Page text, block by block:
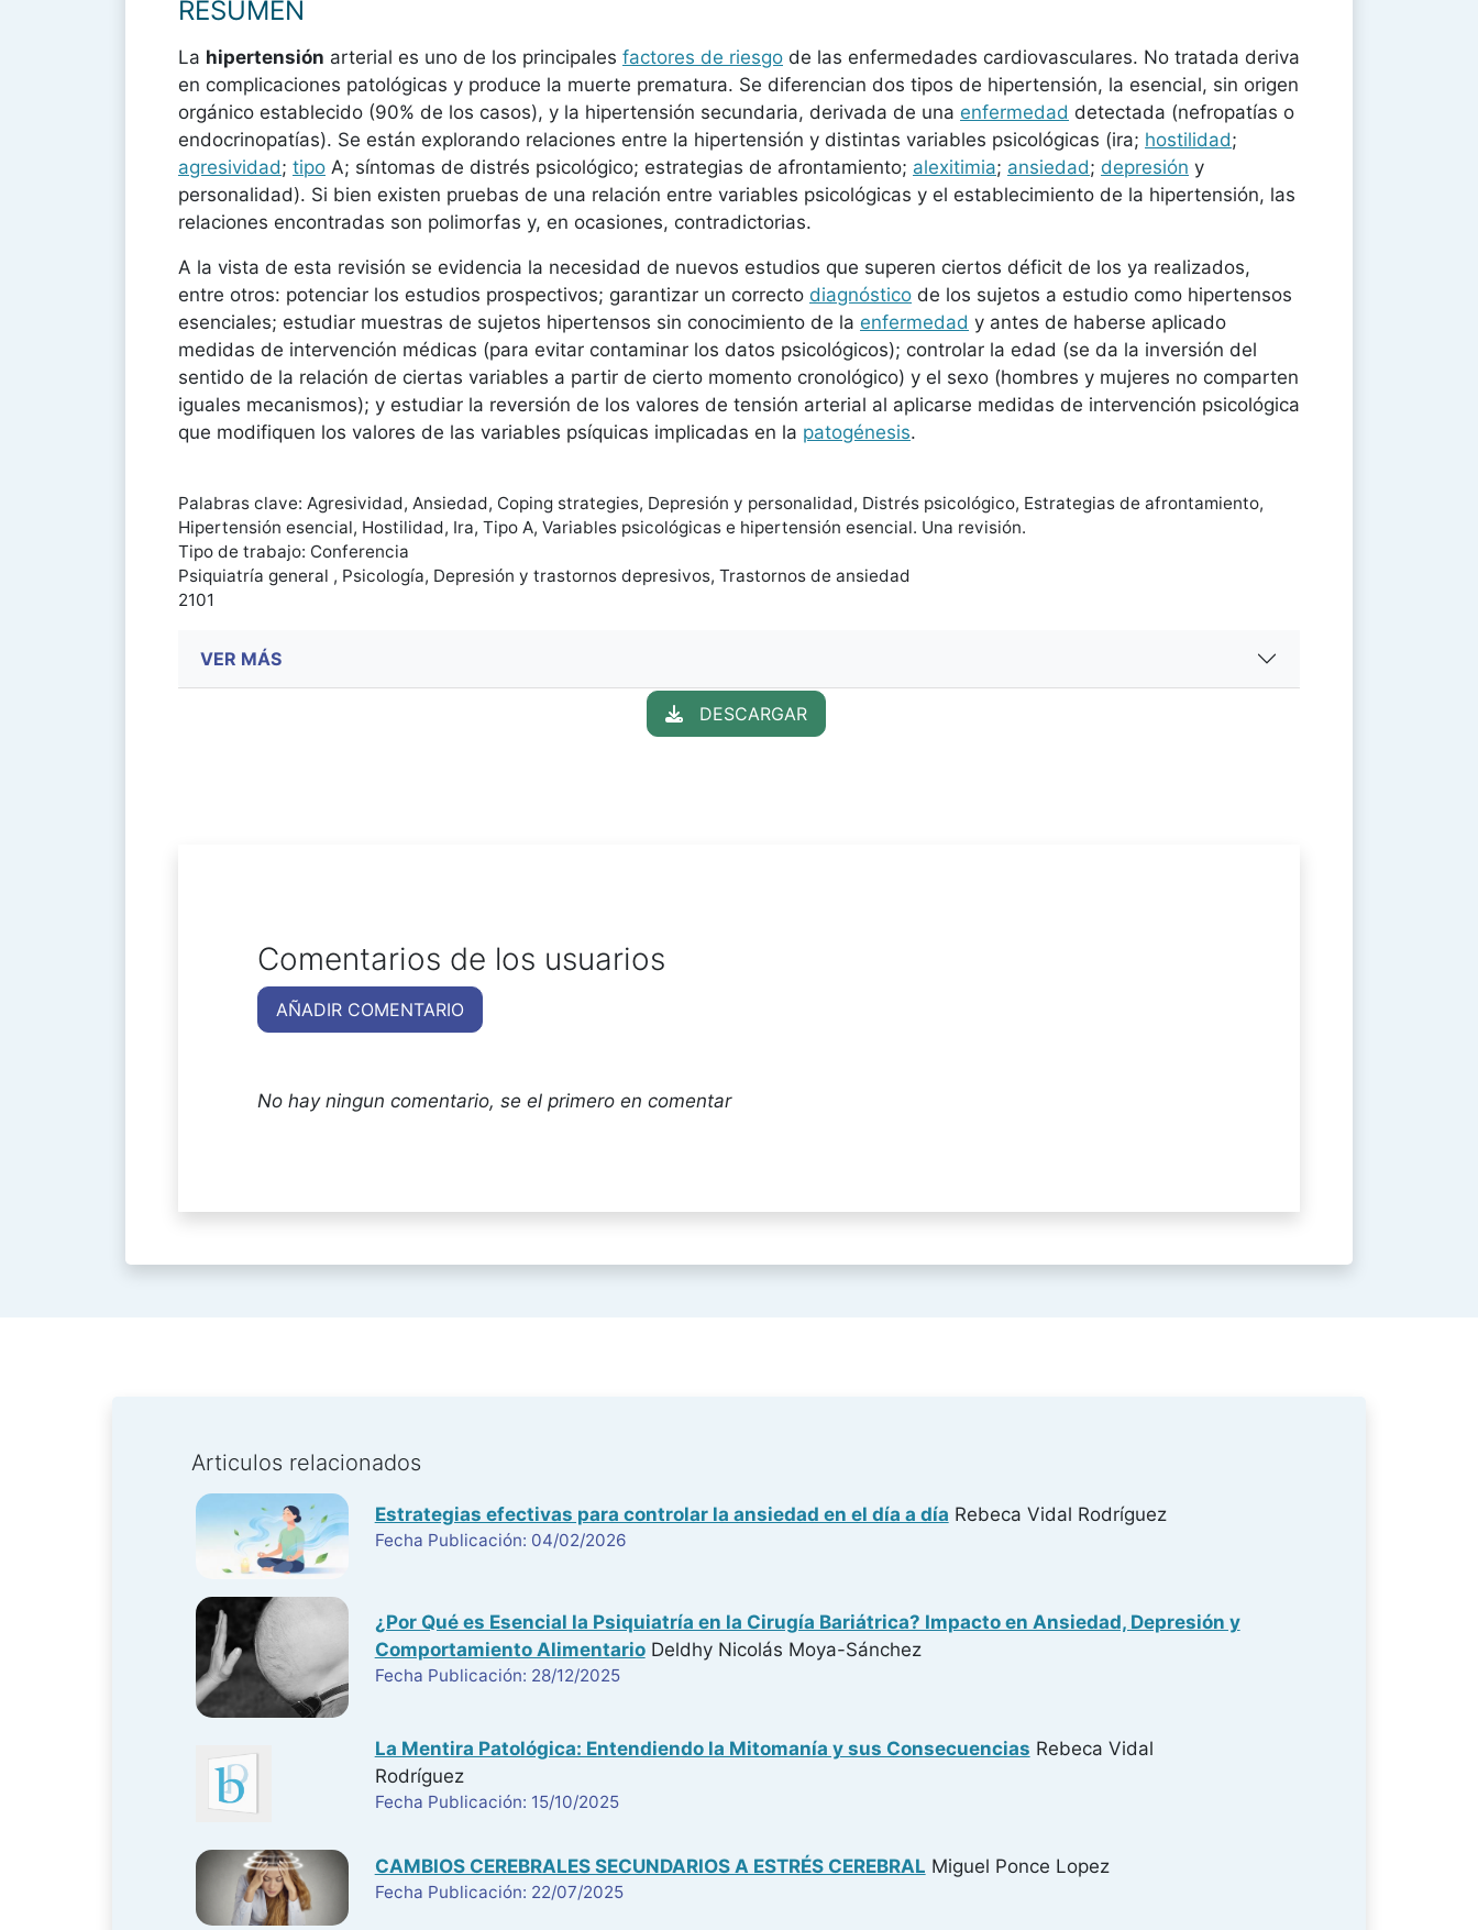
RESUMEN
La hipertensión arterial es uno de los principales factores de riesgo de las enfermedades cardiovasculares. No tratada deriva
en complicaciones patológicas y produce la muerte prematura. Se diferencian dos tipos de hipertensión, la esencial, sin origen
orgánico establecido (90% de los casos), y la hipertensión secundaria, derivada de una enfermedad detectada (nefropatías o
endocrinopatías). Se están explorando relaciones entre la hipertensión y distintas variables psicológicas (ira; hostilidad;
agresividad; tipo A; síntomas de distrés psicológico; estrategias de afrontamiento; alexitimia; ansiedad; depresión y
personalidad). Si bien existen pruebas de una relación entre variables psicológicas y el establecimiento de la hipertensión, las
relaciones encontradas son polimorfas y, en ocasiones, contradictorias.
A la vista de esta revisión se evidencia la necesidad de nuevos estudios que superen ciertos déficit de los ya realizados,
entre otros: potenciar los estudios prospectivos; garantizar un correcto diagnóstico de los sujetos a estudio como hipertensos
esenciales; estudiar muestras de sujetos hipertensos sin conocimiento de la enfermedad y antes de haberse aplicado
medidas de intervención médicas (para evitar contaminar los datos psicológicos); controlar la edad (se da la inversión del
sentido de la relación de ciertas variables a partir de cierto momento cronológico) y el sexo (hombres y mujeres no comparten
iguales mecanismos); y estudiar la reversión de los valores de tensión arterial al aplicarse medidas de intervención psicológica
que modifiquen los valores de las variables psíquicas implicadas en la patogénesis.
Palabras clave: Agresividad, Ansiedad, Coping strategies, Depresión y personalidad, Distrés psicológico, Estrategias de afrontamiento,
Hipertensión esencial, Hostilidad, Ira, Tipo A, Variables psicológicas e hipertensión esencial. Una revisión.
Tipo de trabajo: Conferencia
Psiquiatría general , Psicología, Depresión y trastornos depresivos, Trastornos de ansiedad
2101
VER MÁS
DESCARGAR
Comentarios de los usuarios
AÑADIR COMENTARIO
No hay ningun comentario, se el primero en comentar
Articulos relacionados
Estrategias efectivas para controlar la ansiedad en el día a día Rebeca Vidal Rodríguez
Fecha Publicación: 04/02/2026
¿Por Qué es Esencial la Psiquiatría en la Cirugía Bariátrica? Impacto en Ansiedad, Depresión y
Comportamiento AlimentarioDeldhy Nicolás Moya-Sánchez
Fecha Publicación: 28/12/2025
La Mentira Patológica: Entendiendo la Mitomanía y sus Consecuencias Rebeca Vidal
Rodríguez
Fecha Publicación: 15/10/2025
CAMBIOS CEREBRALES SECUNDARIOS A ESTRÉS CEREBRAL Miguel Ponce Lopez
Fecha Publicación: 22/07/2025